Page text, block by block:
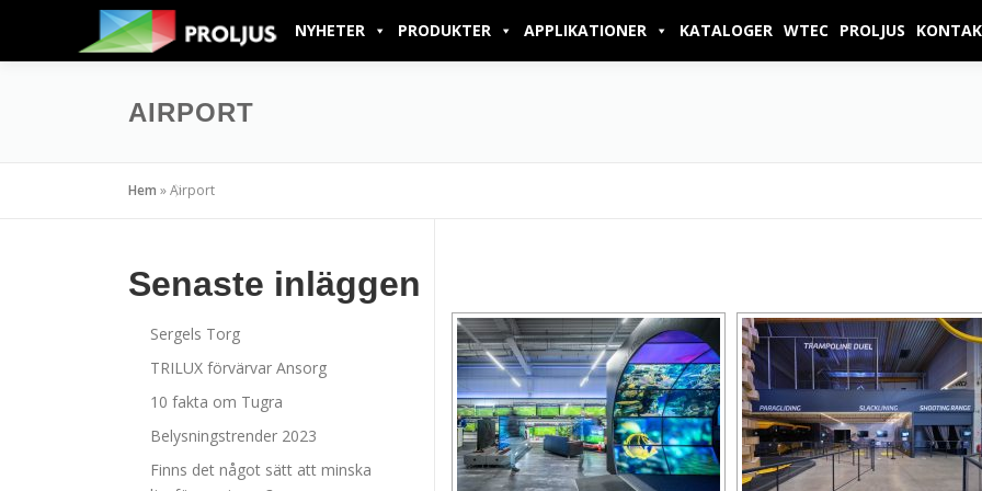
NYHETER PRODUKTER APPLIKATIONER KATALOGER WTEC PROLJUS
AIRPORT
Hem »Airport
Senaste inläggen
Sergels Torg
TRILUX förvärvar Ansorg
10 fakta om Tugra
Belysningstrender 2023
Finns det något sätt att minska